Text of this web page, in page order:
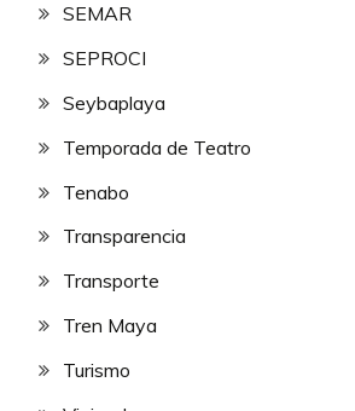
SEMAR
SEPROCI
Seybaplaya
Temporada de Teatro
Tenabo
Transparencia
Transporte
Tren Maya
Turismo